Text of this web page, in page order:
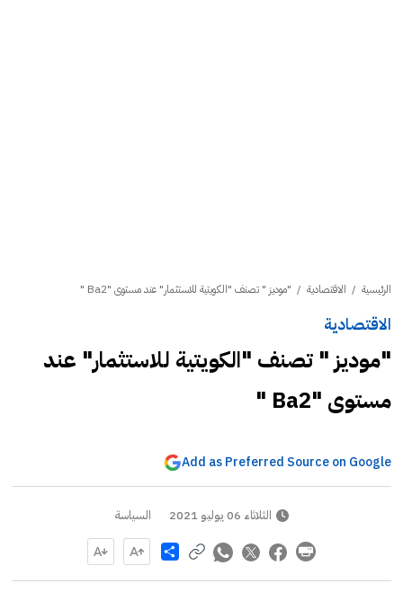
الرئيسية / الاقتصادية / "موديز " تصنف "الكويتية للاستثمار" عند مستوى "Ba2 "
الاقتصادية
"موديز " تصنف "الكويتية للاستثمار" عند
مستوى "Ba2 "
Add as Preferred Source on Google
الثلاثاء 06 يوليو 2021 السياسة
Share